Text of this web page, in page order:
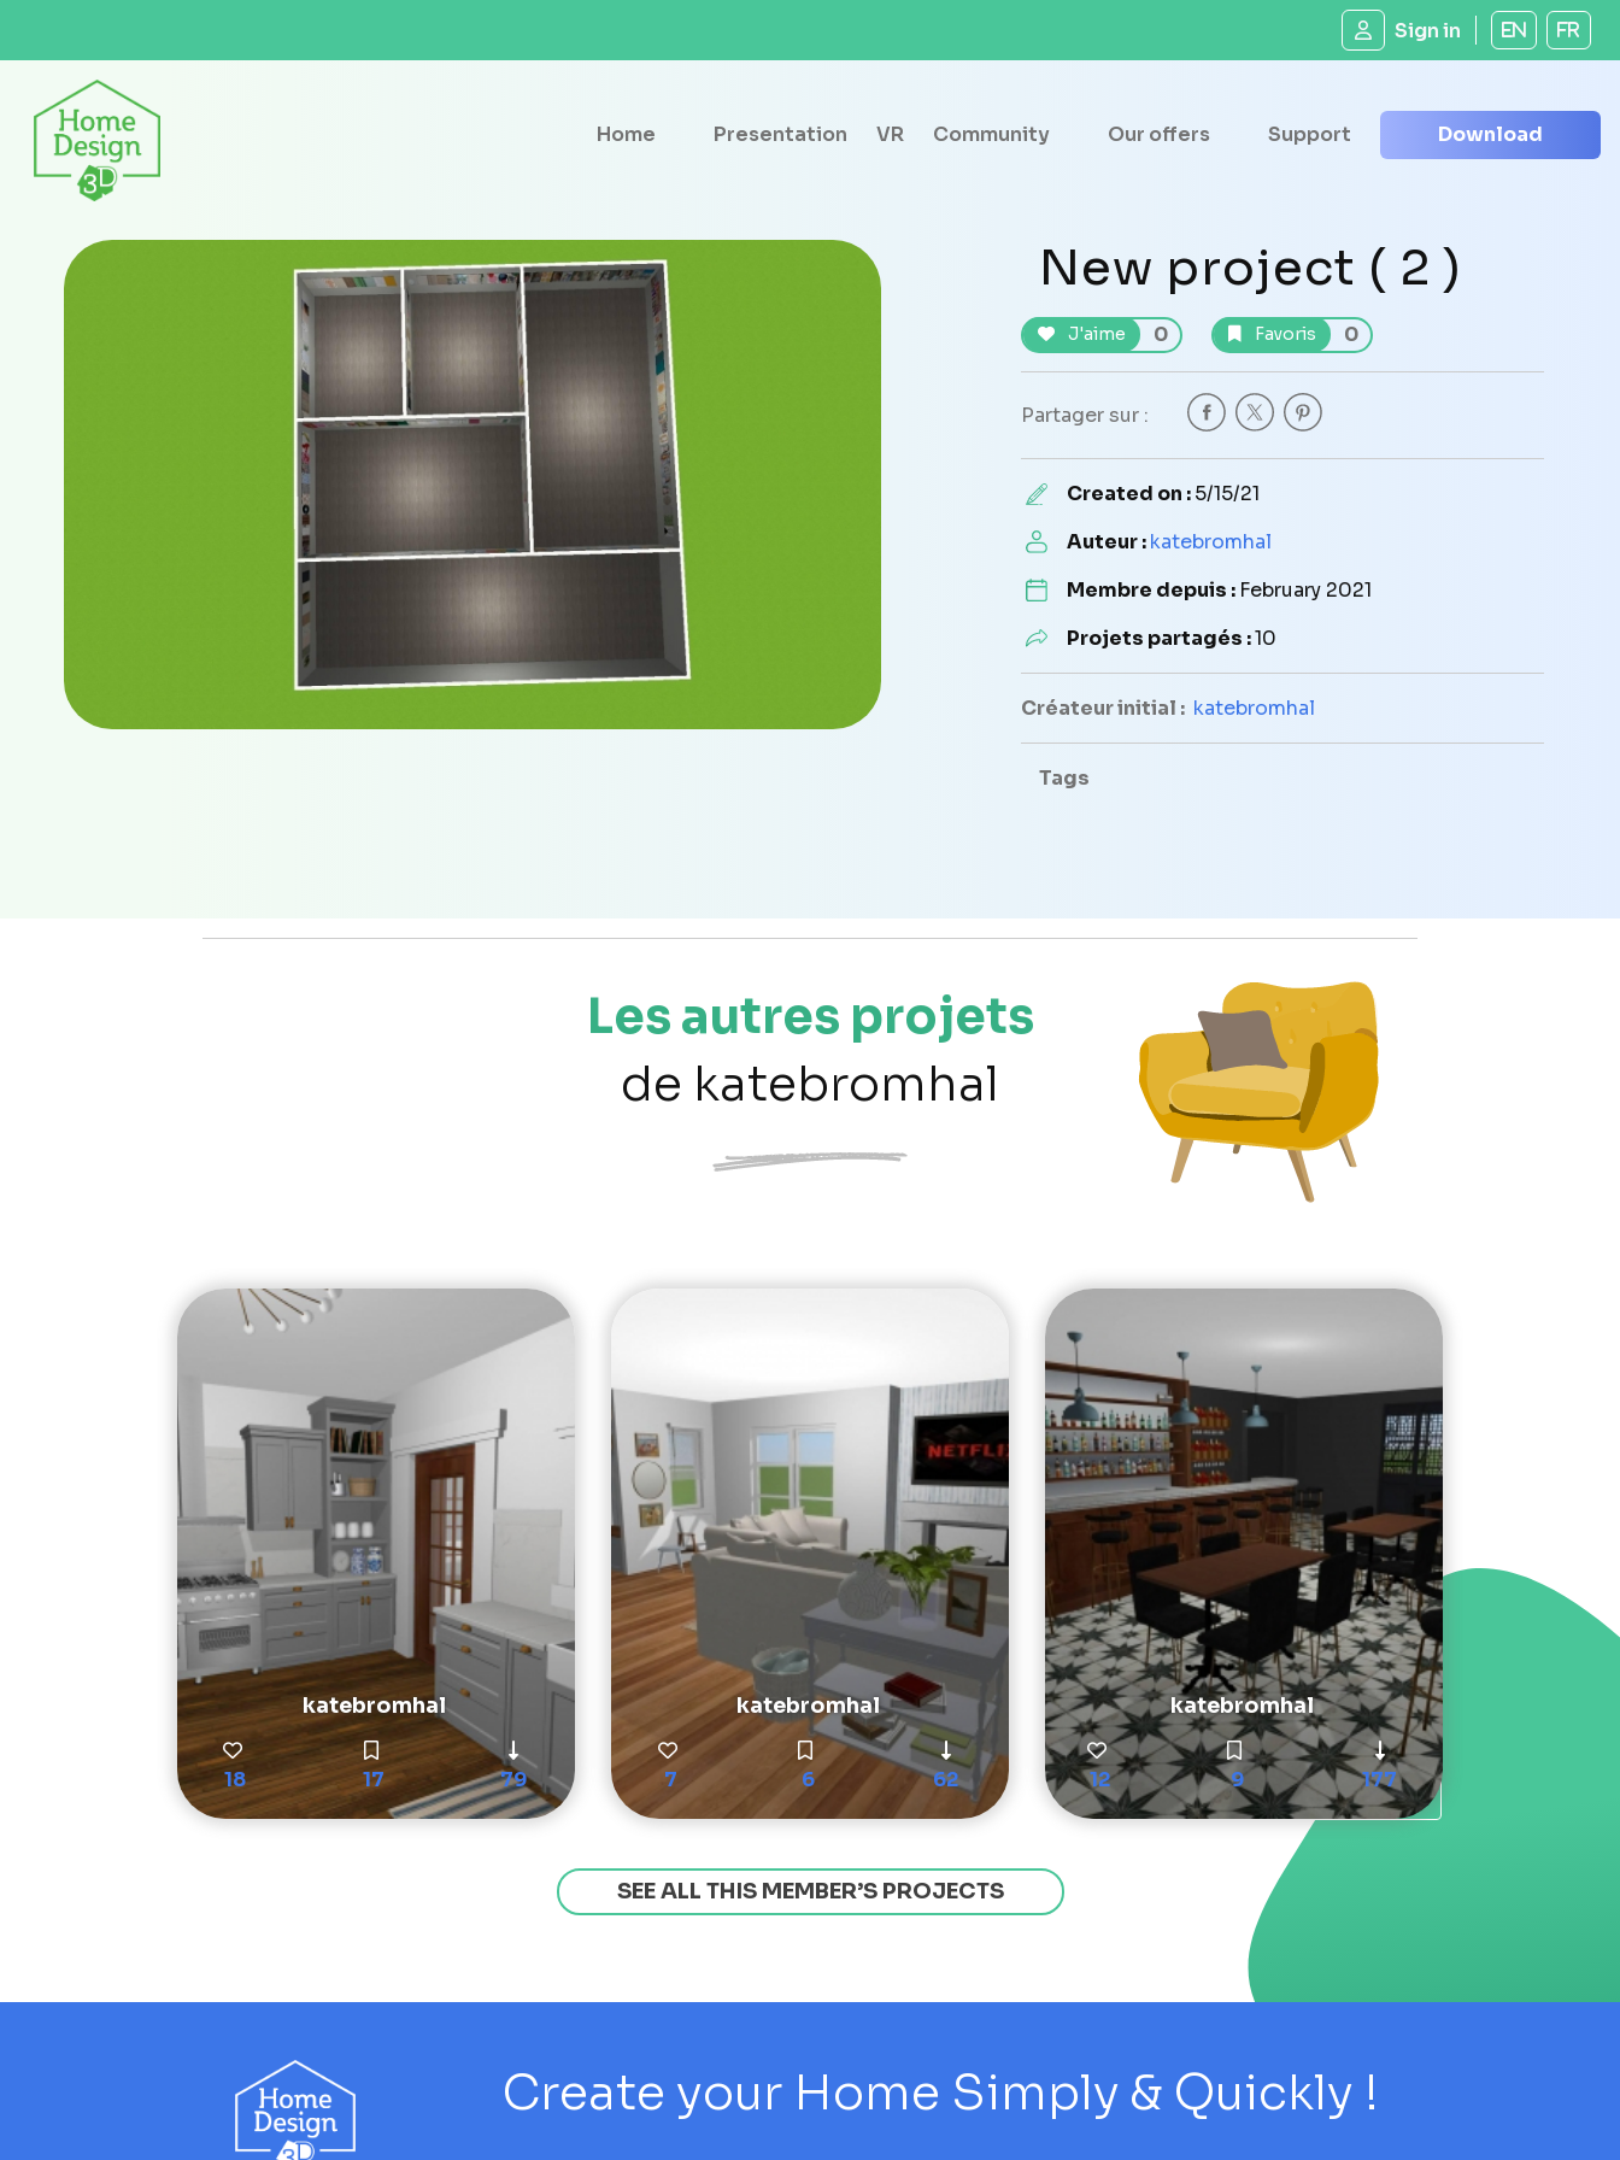
Sign in EN FR
Home Presentation VR Community Our offers Support Download
New project ( 2 )
J'aime 0 Favoris 0
Partager sur :
Created on :5/15/21
Auteur :katebromhal
Membre depuis : February 2021
Projets partagés :10
Créateur initial : katebromhal
Tags
Les autres projets
de katebromhal
katebromhal
18 17 79
katebromhal
7 6 62
katebromhal
12 9 177
SEE ALL THIS MEMBER’S PROJECTS
Create your Home Simply & Quickly !